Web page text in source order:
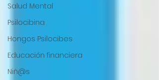
Salud Mental
Psilocibina
Hongos Psilocibes
Educación financiera
Niñ@s